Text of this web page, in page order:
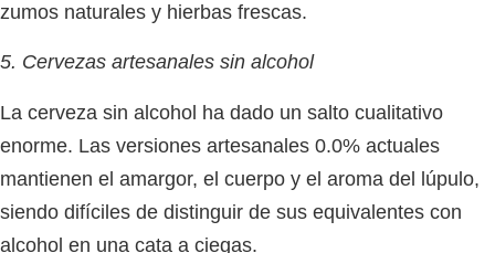
zumos naturales y hierbas frescas.
5. Cervezas artesanales sin alcohol
La cerveza sin alcohol ha dado un salto cualitativo
enorme. Las versiones artesanales 0.0% actuales
mantienen el amargor, el cuerpo y el aroma del lúpulo,
siendo difíciles de distinguir de sus equivalentes con
alcohol en una cata a ciegas.